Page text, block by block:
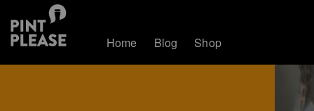
Home Blog Shop